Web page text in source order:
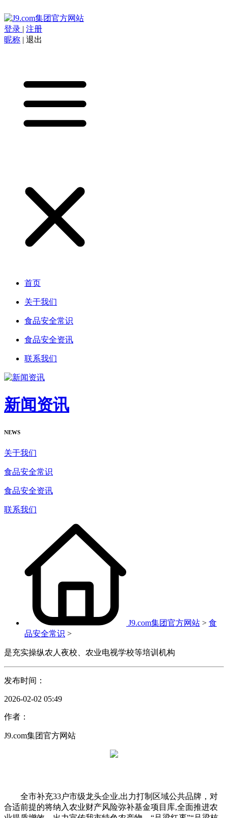
登录 | 注册
昵称 | 退出
首页
关于我们
食品安全常识
食品安全资讯
联系我们
新闻资讯
NEWS
关于我们
食品安全常识
食品安全资讯
联系我们
J9.com集团官方网站 > 食
品安全常识 >
是充实操纵农人夜校、农业电视学校等培训机构
发布时间：
2026-02-02 05:49
作者：
J9.com集团官方网站
全市补充33户市级龙头企业,出力打制区域公共品牌，对
合适前提的将纳入农业财产风险弥补基金项目库,全面推进农